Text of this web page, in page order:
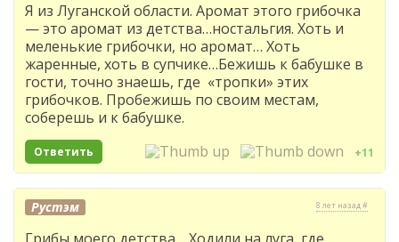
Я из Луганской области. Аромат этого грибочка
— это аромат из детства…ностальгия. Хоть и
меленькие грибочки, но аромат… Хоть
жаренные, хоть в супчике…Бежишь к бабушке в
гости, точно знаешь, где «тропки» этих
грибочков. Пробежишь по своим местам,
соберешь и к бабушке.
Ответить +11
Рустэм 8 лет назад #